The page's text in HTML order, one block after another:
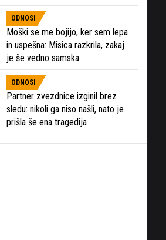
ODNOSI
Moški se me bojijo, ker sem lepa
in uspešna: Misica razkrila, zakaj
je še vedno samska
ODNOSI
Partner zvezdnice izginil brez
sledu: nikoli ga niso našli, nato je
prišla še ena tragedija